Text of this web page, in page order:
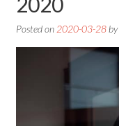
Posted on 2020-03-28by